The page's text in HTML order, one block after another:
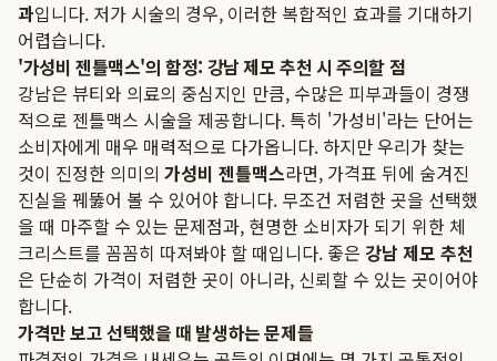
과입니다. 저가 시술의 경우, 이러한 복합적인 효과를 기대하기
어렵습니다.
'가성비 젠틀맥스'의 함정: 강남 제모 추천 시 주의할 점
강남은 뷰티와 의료의 중심지인 만큼, 수많은 피부과들이 경쟁
적으로 젠틀맥스 시술을 제공합니다. 특히 '가성비'라는 단어는
소비자에게 매우 매력적으로 다가옵니다. 하지만 우리가 찾는
것이 진정한 의미의 가성비 젠틀맥스라면, 가격표 뒤에 숨겨진
진실을 꿰뚫어 볼 수 있어야 합니다. 무조건 저렴한 곳을 선택했
을 때 마주할 수 있는 문제점과, 현명한 소비자가 되기 위한 체
크리스트를 꼼꼼히 따져봐야 할 때입니다. 좋은 강남 제모 추천
은 단순히 가격이 저렴한 곳이 아니라, 신뢰할 수 있는 곳이어야
합니다.
가격만 보고 선택했을 때 발생하는 문제들